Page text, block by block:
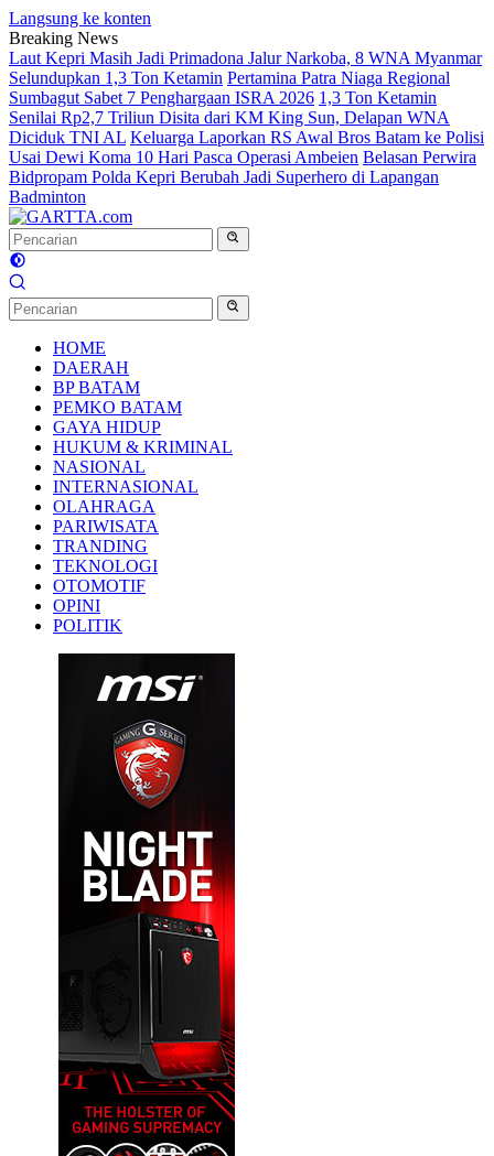
Langsung ke konten
Breaking News
Laut Kepri Masih Jadi Primadona Jalur Narkoba, 8 WNA Myanmar
Selundupkan 1,3 Ton Ketamin Pertamina Patra Niaga Regional
Sumbagut Sabet 7 Penghargaan ISRA 2026 1,3 Ton Ketamin
Senilai Rp2,7 Triliun Disita dari KM King Sun, Delapan WNA
Diciduk TNI AL Keluarga Laporkan RS Awal Bros Batam ke Polisi
Usai Dewi Koma 10 Hari Pasca Operasi Ambeien Belasan Perwira
Bidpropam Polda Kepri Berubah Jadi Superhero di Lapangan
Badminton
HOME
DAERAH
BP BATAM
PEMKO BATAM
GAYA HIDUP
HUKUM & KRIMINAL
NASIONAL
INTERNASIONAL
OLAHRAGA
PARIWISATA
TRANDING
TEKNOLOGI
OTOMOTIF
OPINI
POLITIK